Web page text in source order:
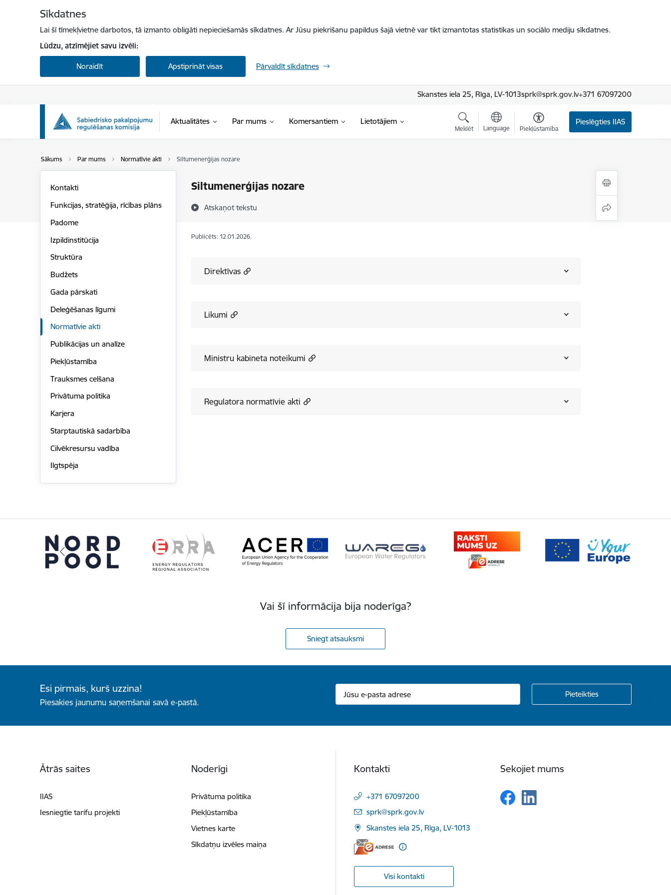
Sīkdatnes
Lai šī tīmekļvietne darbotos, tā izmanto obligāti nepieciešamās sīkdatnes. Ar Jūsu piekrišanu papildus šajā vietnē var tikt izmantotas statistikas un sociālo mediju sīkdatnes.
Lūdzu, atzīmējiet savu izvēli:
Noraidīt Apstiprināt visas Pārvaldīt sīkdatnes
Skanstes iela 25, Rīga, LV-1013sprk@sprk.gov.lv+371 67097200
Aktualitātes Par mums Komersantiem Lietotājiem
Meklēt Language Piekļūstamība
Pieslēgties IIAS
Sākums Par mums Normatīvie akti Siltumenerģijas nozare
Siltumenerģijas nozare
Atskaņot tekstu
Kontakti
Funkcijas, stratēģija, rīcības plāns
Padome
Izpildinstitūcija
Struktūra
Budžets
Gada pārskati
Deleģēšanas līgumi
Normatīvie akti
Publikācijas un analīze
Piekļūstamība
Trauksmes celšana
Privātuma politika
Karjera
Starptautiskā sadarbība
Cilvēkresursu vadība
Ilgtspēja
Publicēts: 12.01.2026.
Direktīvas
Likumi
Ministru kabineta noteikumi
Regulatora normatīvie akti
Vai šī informācija bija noderīga?
Sniegt atsauksmi
Esi pirmais, kurš uzzina!
Piesakies jaunumu saņemšanai savā e-pastā.
Ātrās saites
IIAS
Iesniegtie tarifu projekti
Noderīgi
Privātuma politika
Piekļūstamība
Vietnes karte
Sīkdatņu izvēles maiņa
Kontakti
+371 67097200
E-pasts:
sprk@sprk.gov.lv
Skanstes iela 25, Rīga, LV-1013
Visi kontakti
Sekojiet mums